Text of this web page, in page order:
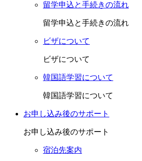
留学申込と手続きの流れ
留学申込と手続きの流れ
ビザについて
ビザについて
韓国語学習について
韓国語学習について
お申し込み後のサポート
お申し込み後のサポート
宿泊先案内